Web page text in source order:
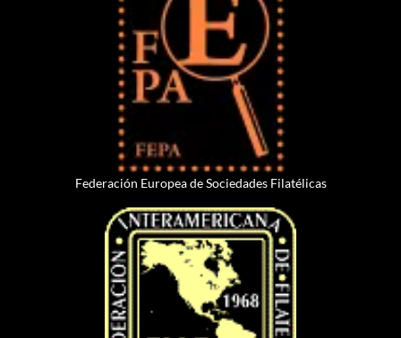
Federación Europea de Sociedades Filatélicas